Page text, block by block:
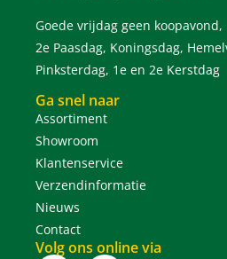
Goede vrijdag geen koopavond,
2e Paasdag, Koningsdag,
Pinksterdag, 1e en 2e Kerstdag
Ga snel naar
Assortiment
Showroom
Klantenservice
Verzendinformatie
Nieuws
Contact
Volg ons online via